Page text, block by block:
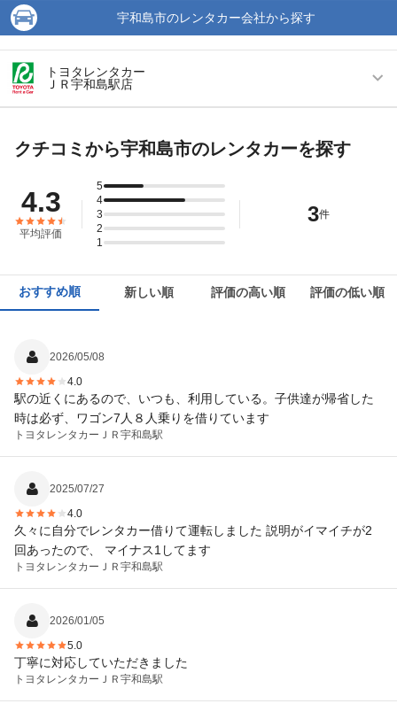
宇和島市のレンタカー会社から探す
トヨタレンタカー
ＪＲ宇和島駅店
アクセス 宇和島駅より徒歩で約1分（送迎なし）
宇和島市錦町10-1
店舗詳細 店舗詳細ページはこちら
クチコミから宇和島市のレンタカーを探す
4.3
平均評価
5
4
3
2
1
3件
おすすめ順 新しい順 評価の高い順 評価の低い順
2026/05/08
4.0
駅の近くにあるので、いつも、利用している。子供達が帰省した
時は必ず、ワゴン7人８人乗りを借りています
トヨタレンタカー ＪＲ宇和島駅
2025/07/27
4.0
久々に自分でレンタカー借りて運転しました 説明がイマイチが2
回あったので、 マイナス1してます
トヨタレンタカー ＪＲ宇和島駅
2026/01/05
5.0
丁寧に対応していただきました
トヨタレンタカー ＪＲ宇和島駅